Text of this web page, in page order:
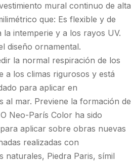
mural continuo de alta
que: Es flexible y de
la intemperie y a los rayos UV.
diseño ornamental.
la normal respiración de los
a los climas rigurosos y está
para aplicar en
al mar. Previene la formación de
Neo-París Color ha sido
aplicar sobre obras nuevas
realizadas con
naturales, Piedra Paris, símil